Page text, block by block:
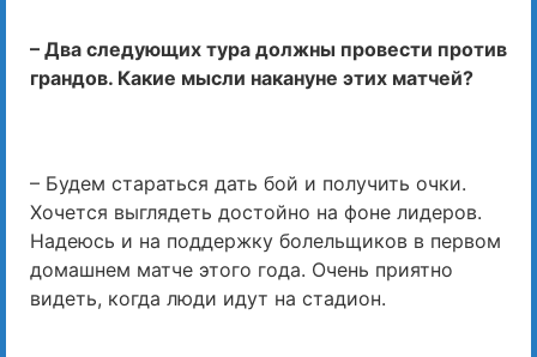
– Два следующих тура должны провести против
грандов. Какие мысли накануне этих матчей?
– Будем стараться дать бой и получить очки.
Хочется выглядеть достойно на фоне лидеров.
Надеюсь и на поддержку болельщиков в первом
домашнем матче этого года. Очень приятно
видеть, когда люди идут на стадион.